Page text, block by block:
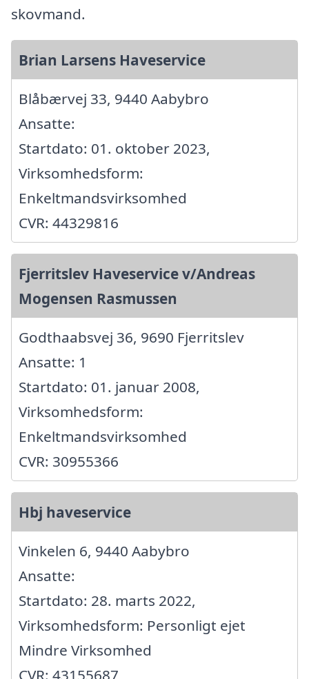
skovmand.
Brian Larsens Haveservice
Blåbærvej 33, 9440 Aabybro
Ansatte:
Startdato: 01. oktober 2023,
Virksomhedsform:
Enkeltmandsvirksomhed
CVR: 44329816
Fjerritslev Haveservice v/Andreas
Mogensen Rasmussen
Godthaabsvej 36, 9690 Fjerritslev
Ansatte: 1
Startdato: 01. januar 2008,
Virksomhedsform:
Enkeltmandsvirksomhed
CVR: 30955366
Hbj haveservice
Vinkelen 6, 9440 Aabybro
Ansatte:
Startdato: 28. marts 2022,
Virksomhedsform: Personligt ejet
Mindre Virksomhed
CVR: 43155687